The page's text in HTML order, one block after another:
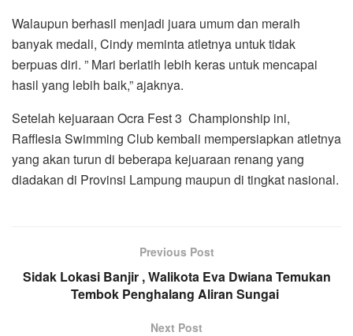
Walaupun berhasil menjadi juara umum dan meraih
banyak medali, Cindy meminta atletnya untuk tidak
berpuas diri. ” Mari berlatih lebih keras untuk mencapai
hasil yang lebih baik,” ajaknya.
Setelah kejuaraan Ocra Fest 3 Championship ini,
Rafflesia Swimming Club kembali mempersiapkan atletnya
yang akan turun di beberapa kejuaraan renang yang
diadakan di Provinsi Lampung maupun di tingkat nasional.
Previous Post
Sidak Lokasi Banjir , Walikota Eva Dwiana Temukan
Tembok Penghalang Aliran Sungai
Next Post